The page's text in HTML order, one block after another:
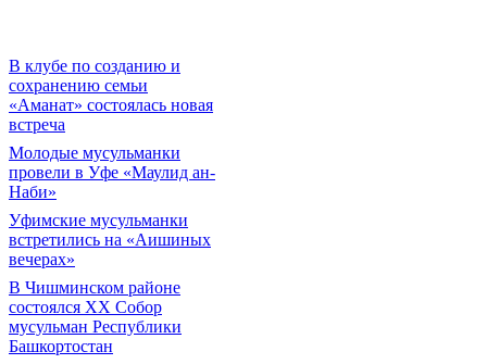
В клубе по созданию и
сохранению семьи
«Аманат» состоялась новая
встреча
Молодые мусульманки
провели в Уфе «Маулид ан-
Наби»
Уфимские мусульманки
встретились на «Аишиных
вечерах»
В Чишминском районе
состоялся XX Собор
мусульман Республики
Башкортостан